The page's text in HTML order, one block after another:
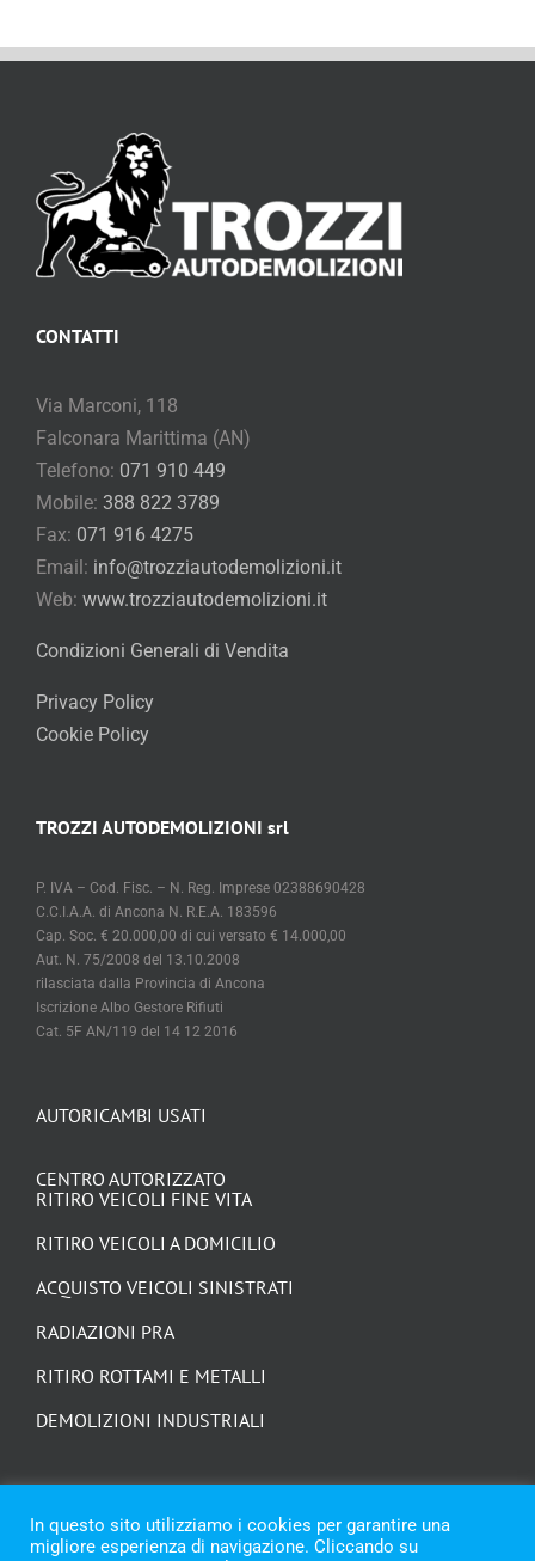
AUTORICAMBI USATI
CENTRO AUTORIZZATO
RITIRO VEICOLI FINE VITA
RITIRO VEICOLI A DOMICILIO
ACQUISTO VEICOLI SINISTRATI
RADIAZIONI PRA
RITIRO ROTTAMI E METALLI
DEMOLIZIONI INDUSTRIALI
CONTATTI
Via Marconi, 118
Falconara Marittima (AN)
Telefono: 071 910 449
Mobile: 388 822 3789
Fax: 071 916 4275
Email: info@trozziautodemolizioni.it
Web: www.trozziautodemolizioni.it
Condizioni Generali di Vendita
Privacy Policy
Cookie Policy
TROZZI AUTODEMOLIZIONI srl
P. IVA – Cod. Fisc. – N. Reg. Imprese 02388690428
C.C.I.A.A. di Ancona N. R.E.A. 183596
Cap. Soc. € 20.000,00 di cui versato € 14.000,00
Aut. N. 75/2008 del 13.10.2008
rilasciata dalla Provincia di Ancona
Iscrizione Albo Gestore Rifiuti
Cat. 5F AN/119 del 14 12 2016
In questo sito utilizziamo i cookies per garantire una
migliore esperienza di navigazione. Cliccando su